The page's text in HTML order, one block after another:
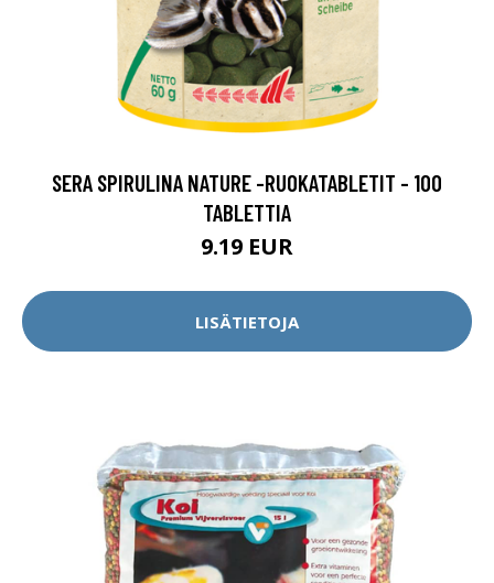
SERA SPIRULINA NATURE -RUOKATABLETIT - 100
TABLETTIA
9.19 EUR
LISÄTIETOJA